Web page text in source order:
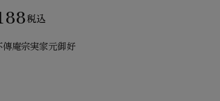
税込
傳庵宗実家元御好